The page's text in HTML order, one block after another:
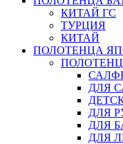
КИТАЙ ГС
ТУРЦИЯ
КИТАЙ
ПОЛОТЕНЦА
ДЛЯ
ДЛЯ
ДЛЯ
ДЛЯ